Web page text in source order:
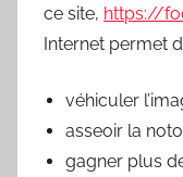
ce site, https://
Internet permet
véhiculer
asseoir la
gagner plus